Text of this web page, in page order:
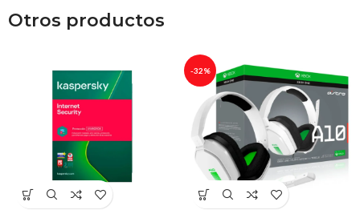
Otros productos
-32%